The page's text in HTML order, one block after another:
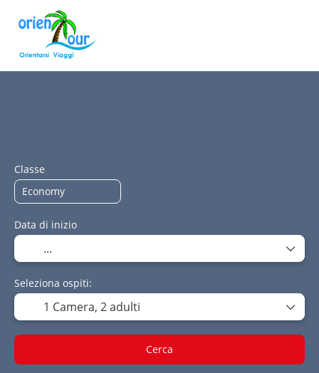
Classe
Data di inizio
Seleziona ospiti:
1 Camera, 2 adulti
Cerca